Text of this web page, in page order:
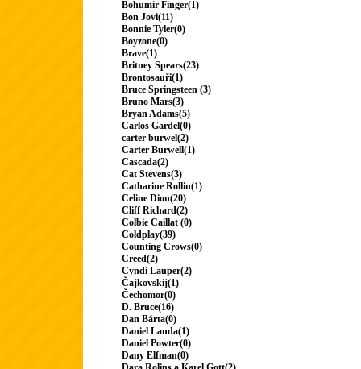
Bohumir Finger(1)
Bon Jovi(11)
Bonnie Tyler(0)
Boyzone(0)
Brave(1)
Britney Spears(23)
Brontosauři(1)
Bruce Springsteen (3)
Bruno Mars(3)
Bryan Adams(5)
Carlos Gardel(0)
carter burwel(2)
Carter Burwell(1)
Cascada(2)
Cat Stevens(3)
Catharine Rollin(1)
Celine Dion(20)
Cliff Richard(2)
Colbie Caillat (0)
Coldplay(39)
Counting Crows(0)
Creed(2)
Cyndi Lauper(2)
Čajkovskij(1)
Čechomor(0)
D. Bruce(16)
Dan Bárta(0)
Daniel Landa(1)
Daniel Powter(0)
Dany Elfman(0)